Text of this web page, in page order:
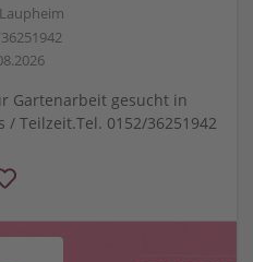
Gartenarbeit gesucht in
Teilzeit.Tel. 0152/36251942